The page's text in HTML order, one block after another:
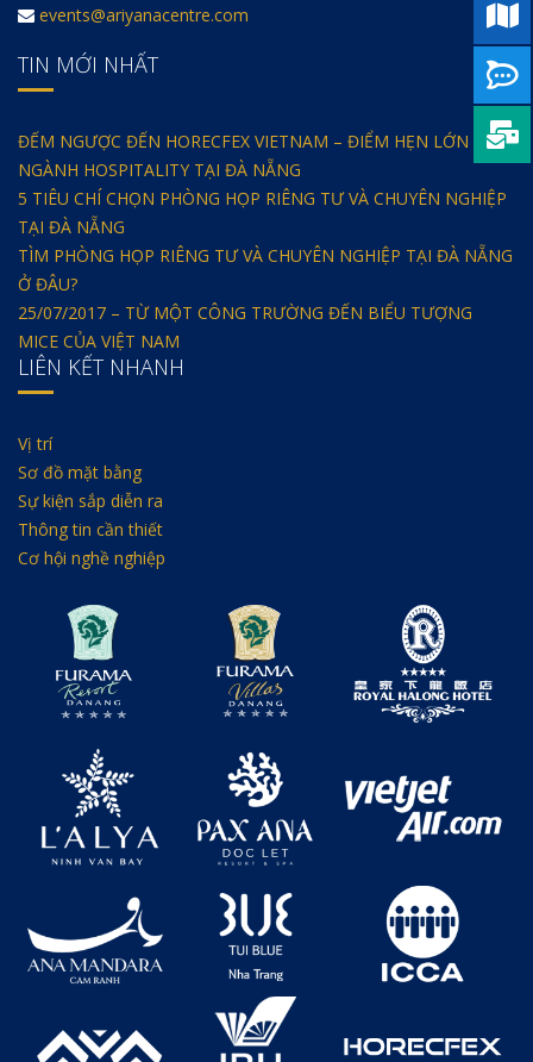
events@ariyanacentre.com
TIN MỚI NHẤT
ĐẾM NGƯỢC ĐẾN HORECFEX VIETNAM – ĐIỂM HẸN LỚN CỦA
NGÀNH HOSPITALITY TẠI ĐÀ NẴNG
5 TIÊU CHÍ CHỌN PHÒNG HỌP RIÊNG TƯ VÀ CHUYÊN NGHIỆP
TẠI ĐÀ NẴNG
TÌM PHÒNG HỌP RIÊNG TƯ VÀ CHUYÊN NGHIỆP TẠI ĐÀ NẴNG
Ở ĐÂU?
25/07/2017 – TỪ MỘT CÔNG TRƯỜNG ĐẾN BIỂU TƯỢNG
MICE CỦA VIỆT NAM
LIÊN KẾT NHANH
Vị trí
Sơ đồ mặt bằng
Sự kiện sắp diễn ra
Thông tin cần thiết
Cơ hội nghề nghiệp